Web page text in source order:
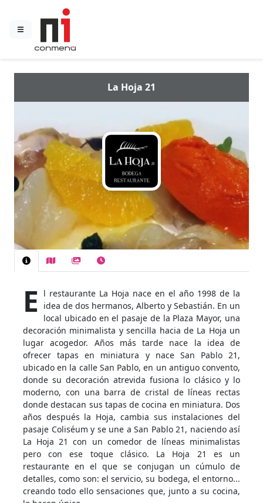
La Hoja 21
E
l restaurante La Hoja nace en el año 1998 de la
idea de dos hermanos, Alberto y Sebastián. En un
local ubicado en el pasaje de la Plaza Mayor, una
decoración minimalista y sencilla hacia de La Hoja un
lugar acogedor. Años más tarde nace la idea de
ofrecer tapas en miniatura y nace San Pablo 21,
ubicado en la calle San Pablo, en un antiguo convento,
donde su decoración atrevida fusiona lo clásico y lo
moderno, con una barra de cristal de líneas rectas
donde destacan sus tapas de cocina en miniatura. Dos
años después la Hoja, cambia sus instalaciones del
pasaje Coliséum y se une a San Pablo 21, naciendo así
La Hoja 21 con un comedor de líneas minimalistas
pero con ese toque clásico. La Hoja 21 es un
restaurante en el que se conjugan un cúmulo de
detalles, como son: el servicio, su bodega, el entorno...
creando todo ello sensaciones que, junto a su cocina,